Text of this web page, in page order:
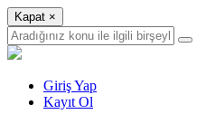
Kapat ×
Giriş Yap
Kayıt Ol